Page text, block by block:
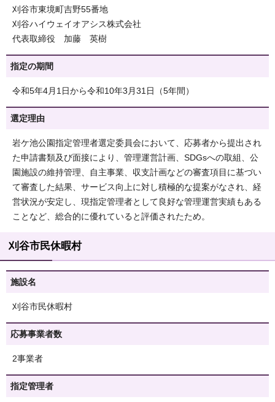
刈谷市東境町吉野55番地
刈谷ハイウェイオアシス株式会社
代表取締役 加藤 英樹
指定の期間
令和5年4月1日から令和10年3月31日（5年間）
選定理由
岩ケ池公園指定管理者選定委員会において、応募者から提出され
た申請書類及び面接により、管理運営計画、SDGsへの取組、公
園施設の維持管理、自主事業、収支計画などの審査項目に基づい
て審査した結果、サービス向上に対し積極的な提案がなされ、経
営状況が安定し、現指定管理者として良好な管理運営実績もある
ことなど、総合的に優れていると評価されたため。
刈谷市民休暇村
施設名
刈谷市民休暇村
応募事業者数
2事業者
指定管理者